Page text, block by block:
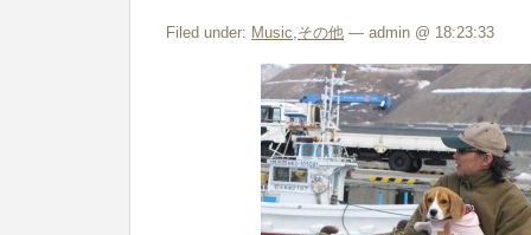
Filed under: Music,その他 — admin @ 18:23:33